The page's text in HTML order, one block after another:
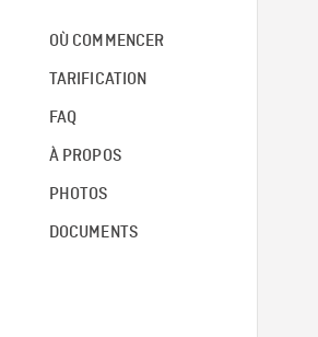
OÙ COMMENCER
TARIFICATION
FAQ
À PROPOS
PHOTOS
DOCUMENTS